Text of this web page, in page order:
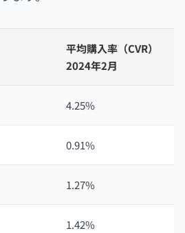
平均購入率（CVR）
2024年2月
4.25%
0.91%
1.27%
1.42%